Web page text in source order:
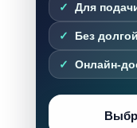
Для
Без
Онлайн-